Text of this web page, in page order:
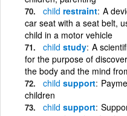
child restraint A
car seat with a seat belt,
child in a motor vehicle
child study A
for the purpose of
the body and the mind
child support
children
child support